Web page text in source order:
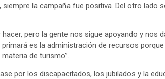
la campaña fue positiva. Del otro lado
pero la gente nos sigue apoyando y nos
es la administración de recursos
de turismo”.
por los discapacitados, los jubilados y la